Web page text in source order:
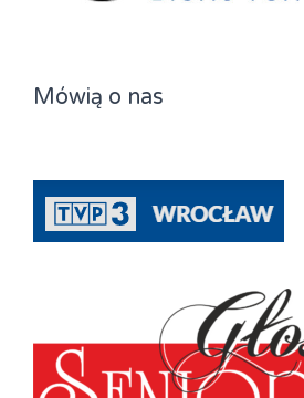
Mówią o nas